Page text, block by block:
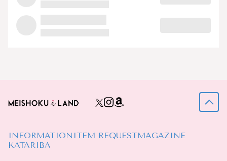
INFORMATION ITEM REQUESTMAGAZINE
KATARIBA